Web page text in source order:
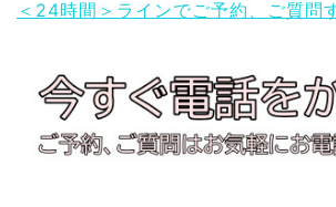
＜24時間＞ラインでご予約、ご質問